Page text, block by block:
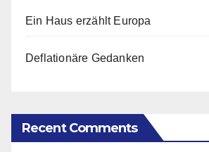
Ein Haus erzählt Europa
Deflationäre Gedanken
Recent Comments